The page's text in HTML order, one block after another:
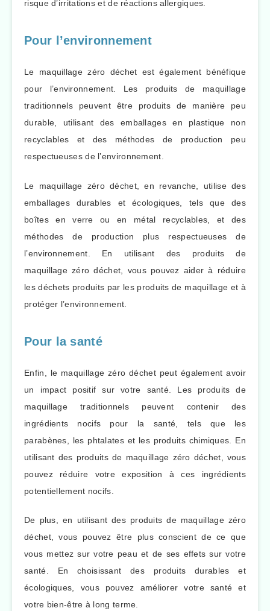
risque d’irritations et de réactions allergiques.
Pour l’environnement
Le maquillage zéro déchet est également bénéfique
pour l’environnement. Les produits de maquillage
traditionnels peuvent être produits de manière peu
durable, utilisant des emballages en plastique non
recyclables et des méthodes de production peu
respectueuses de l’environnement.
Le maquillage zéro déchet, en revanche, utilise des
emballages durables et écologiques, tels que des
boîtes en verre ou en métal recyclables, et des
méthodes de production plus respectueuses de
l’environnement. En utilisant des produits de
maquillage zéro déchet, vous pouvez aider à réduire
les déchets produits par les produits de maquillage et à
protéger l’environnement.
Pour la santé
Enfin, le maquillage zéro déchet peut également avoir
un impact positif sur votre santé. Les produits de
maquillage traditionnels peuvent contenir des
ingrédients nocifs pour la santé, tels que les
parabènes, les phtalates et les produits chimiques. En
utilisant des produits de maquillage zéro déchet, vous
pouvez réduire votre exposition à ces ingrédients
potentiellement nocifs.
De plus, en utilisant des produits de maquillage zéro
déchet, vous pouvez être plus conscient de ce que
vous mettez sur votre peau et de ses effets sur votre
santé. En choisissant des produits durables et
écologiques, vous pouvez améliorer votre santé et
votre bien-être à long terme.